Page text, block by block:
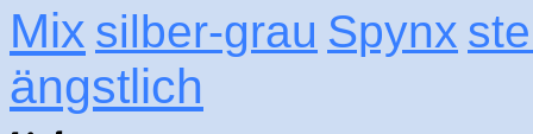
Mix silber-grau Spynx
ängstlich